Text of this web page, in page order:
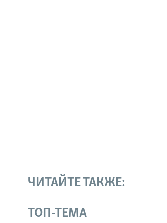
ЧИТАЙТЕ ТАКЖЕ:
ТОП-ТЕМА